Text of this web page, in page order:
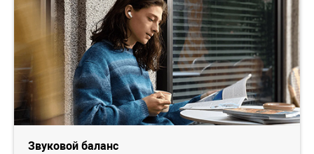
Звуковой баланс